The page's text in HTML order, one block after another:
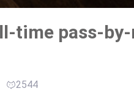
time pass-
2544